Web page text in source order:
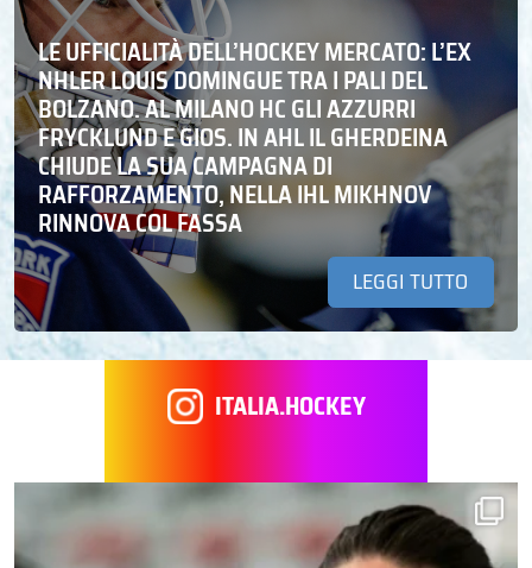
LE UFFICIALITÀ DELL’HOCKEY MERCATO: L’EX
NHLER LOUIS DOMINGUE TRA I PALI DEL
BOLZANO. AL MILANO HC GLI AZZURRI
FRYCKLUND E GIOS. IN AHL IL GHERDEINA
CHIUDE LA SUA CAMPAGNA DI
RAFFORZAMENTO, NELLA IHL MIKHNOV
RINNOVA COL FASSA
LEGGI TUTTO
ITALIA.HOCKEY